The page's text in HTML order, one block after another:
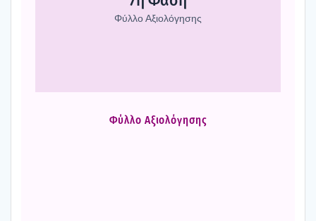
Φύλ­λο Αξιο­λό­γη­σης
Φύλ­λο Αξιο­λό­γη­σης